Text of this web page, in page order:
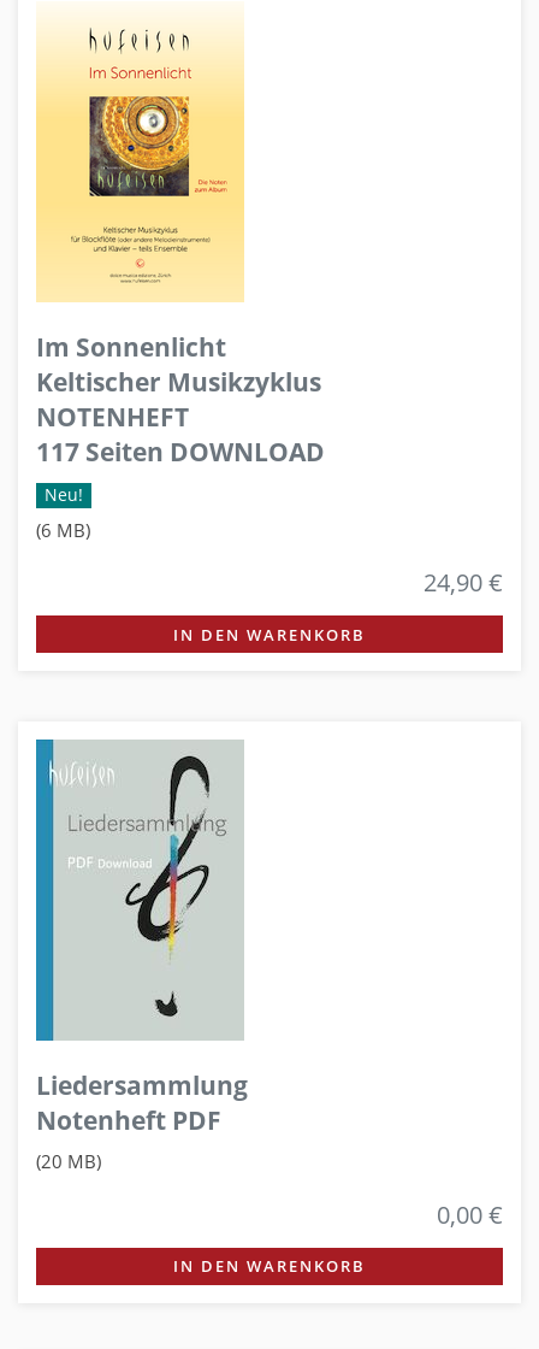
Im Sonnenlicht
Keltischer Musikzyklus
NOTENHEFT
117 Seiten DOWNLOAD
Neu!
(6 MB)
24,90 €
IN DEN WARENKORB
Liedersammlung
Notenheft PDF
(20 MB)
0,00 €
IN DEN WARENKORB